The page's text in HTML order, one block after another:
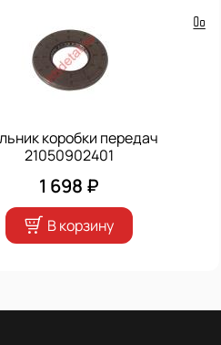
коробки передач
21050902401
1 698 ₽
В корзину